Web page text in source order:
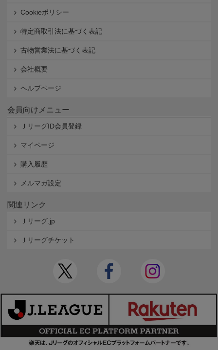
Cookieポリシー
特定商取引法に基づく表記
古物営業法に基づく表記
会社概要
ヘルプページ
会員向けメニュー
ＪリーグID会員登録
マイページ
購入履歴
メルマガ設定
関連リンク
Ｊリーグ.jp
Ｊリーグチケット